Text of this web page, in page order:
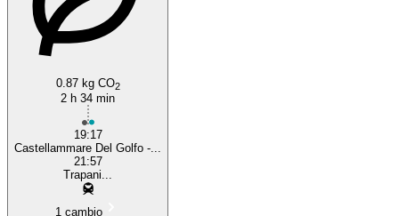
0.87 kg CO2
2 h 34 min
19:17
Castellammare Del Golfo -...
21:57
Trapani...
1 cambio